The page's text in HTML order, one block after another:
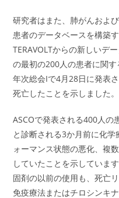
研究者はまた、肺がんおよ
患者のデータベースを構築
TERAVOLTからの新しいデ
の最初の200人の患者に関
年次総会Iで4月28日に発表
死亡したことを示しました。
ASCOで発表される400人の
と診断される3か月前に化
ォーマンス状態の悪化、複
していたことを示していま
固剤の以前の使用も、死亡
免疫療法またはチロシンキ